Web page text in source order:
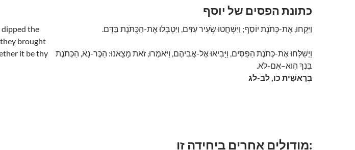
dipped the
brought
it be thy
כתונת הפסים של יוסף
וַיִּקְחוּ, אֶת-כְּתֹנֶת יוֹסֵף; וַיִּשְׁחֲטוּ שְׂעִיר עִזִּים, וַיִּטְבְּלוּ אֶת-הַכֻּתֹּנֶת בַּדָּם.
וַיְשַׁלְּחוּ אֶת-כְּתֹנֶת הַפַּסִּים, וַיָּבִיאוּ אֶל-אֲבִיהֶם, וַיֹּאמְרוּ, זֹאת מָצָאנוּ: הַכֶּר-נָא, הַכְּתֹנֶת
בִּנְךָ הִוא–אִם-לֹא.
בְּרֵאשִׁית כו, לב-לג
:מודולים אחרים ביחידה זו